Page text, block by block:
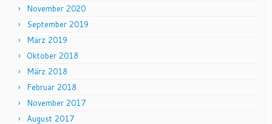
November 2020
September 2019
März 2019
Oktober 2018
März 2018
Februar 2018
November 2017
August 2017